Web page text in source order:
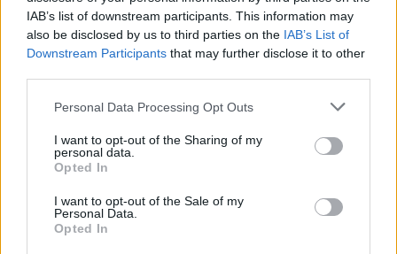
IAB’s list of downstream participants. This information may
also be disclosed by us to third parties on the IAB’s List of
Downstream Participants that may further disclose it to other
Personal Data Processing Opt Outs
I want to opt-out of the Sharing of my
personal data.
Opted In
I want to opt-out of the Sale of my
Personal Data.
Opted In
@COOLHOMEGR